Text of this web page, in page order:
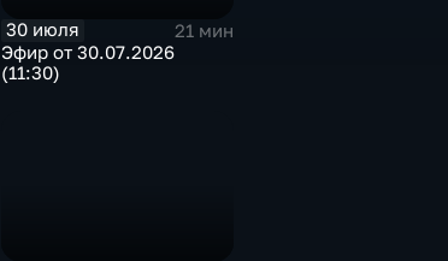
30 июля
21 мин
Эфир от 30.07.2026
(11:30)